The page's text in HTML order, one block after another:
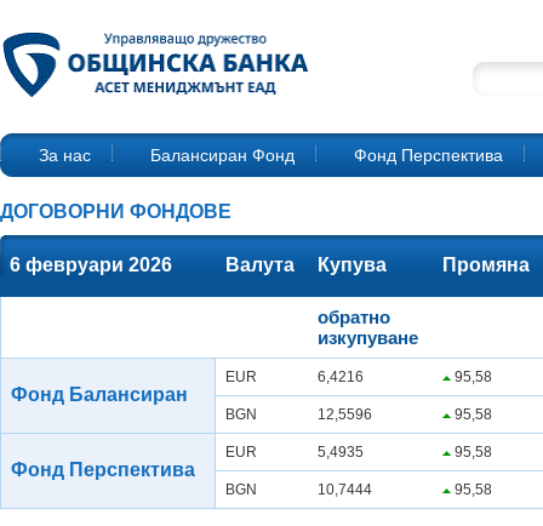
За нас Балансиран Фонд Фонд Перспектива
ДОГОВОРНИ ФОНДОВЕ
6 февруари 2026 Валута Купува Промяна
обратно
изкупуване
Фонд Балансиран
EUR 6,4216 95,58
BGN 12,5596 95,58
Фонд Перспектива
EUR 5,4935 95,58
BGN 10,7444 95,58